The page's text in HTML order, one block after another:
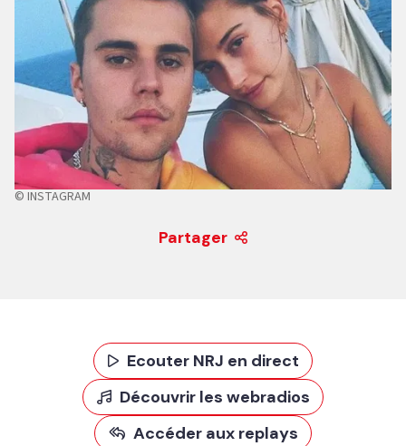
© INSTAGRAM
Partager
Ecouter NRJ en direct
Découvrir les webradios
Accéder aux replays